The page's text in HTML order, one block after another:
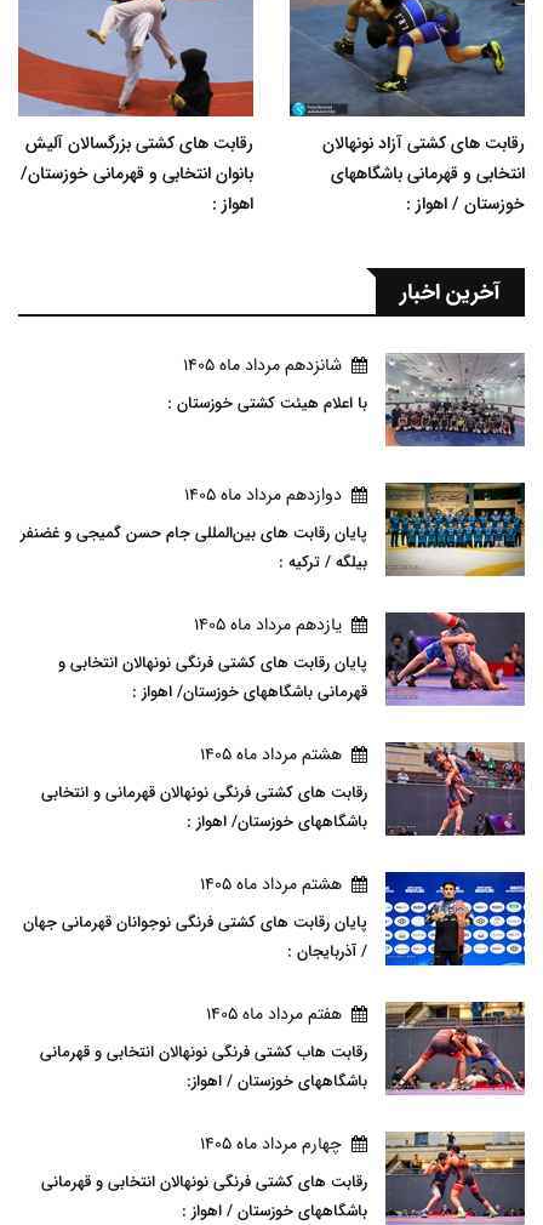
رقابت های کشتی آزاد نونهالان
انتخابی و قهرمانی باشگاههای
خوزستان / اهواز :
رقابت های کشتی بزرگسالان آلیش
بانوان انتخابی و قهرمانی خوزستان/
اهواز :
آخرین اخبار
شانزدهم مرداد ماه 1405
با اعلام هیئت کشتی خوزستان :
دوازدهم مرداد ماه 1405
پایان رقابت های بین‌المللی جام حسن گمیجی و غضنفر
بیلگه / ترکیه :
يازدهم مرداد ماه 1405
پایان رقابت های کشتی فرنگی نونهالان انتخابی و
قهرمانی باشگاههای خوزستان/ اهواز :
هشتم مرداد ماه 1405
رقابت های کشتی فرنگی نونهالان قهرمانی و انتخابی
باشگاههای خوزستان/ اهواز :
هشتم مرداد ماه 1405
پایان رقابت های کشتی فرنگی نوجوانان قهرمانی جهان
/ آذربایجان :
هفتم مرداد ماه 1405
رقابت هاب کشتی فرنگی نونهالان انتخابی و قهرمانی
باشگاههای خوزستان / اهواز:
چهارم مرداد ماه 1405
رقابت های کشتی فرنگی نونهالان انتخابی و قهرمانی
باشگاههای خوزستان / اهواز :